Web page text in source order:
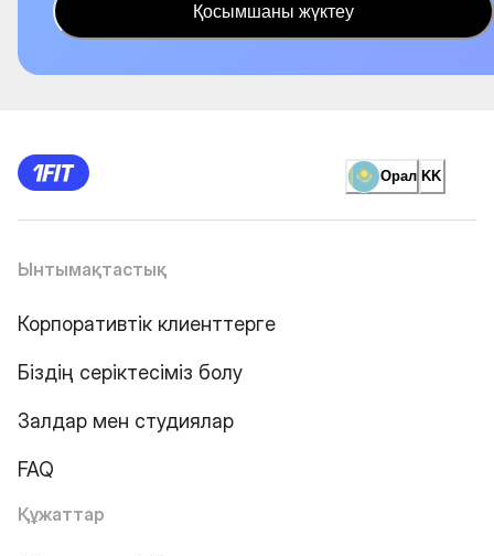
Қосымшаны жүктеу
Орал KK
Ынтымақтастық
Корпоративтік клиенттерге
Біздің серіктесіміз болу
Залдар мен студиялар
FAQ
Құжаттар